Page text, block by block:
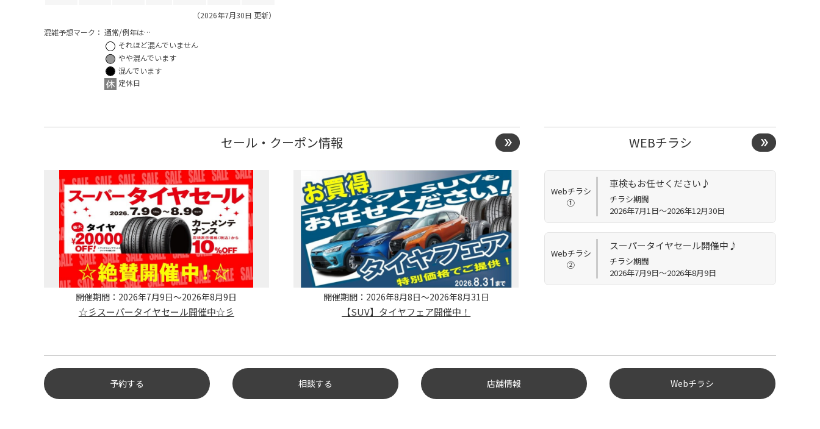
（2026年7月30日 更新）
混雑予想マーク： 通常/例年は…
それほど混んでいません
やや混んでいます
混んでいます
定休日
セール・クーポン情報
開催期間：2026年7月9日～2026年8月9日
☆彡スーパータイヤセール開催中☆彡
開催期間：2026年8月8日～2026年8月31日
【SUV】タイヤフェア開催中！
WEBチラシ
Webチラシ
①
車検もお任せください♪
チラシ期間
2026年7月1日～2026年12月30日
Webチラシ
②
スーパータイヤセール開催中♪
チラシ期間
2026年7月9日～2026年8月9日
予約する 相談する 店舗情報 Webチラシ